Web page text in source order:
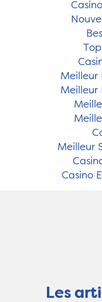
Meilleur
Meilleur
Meilleur
Casino
Les